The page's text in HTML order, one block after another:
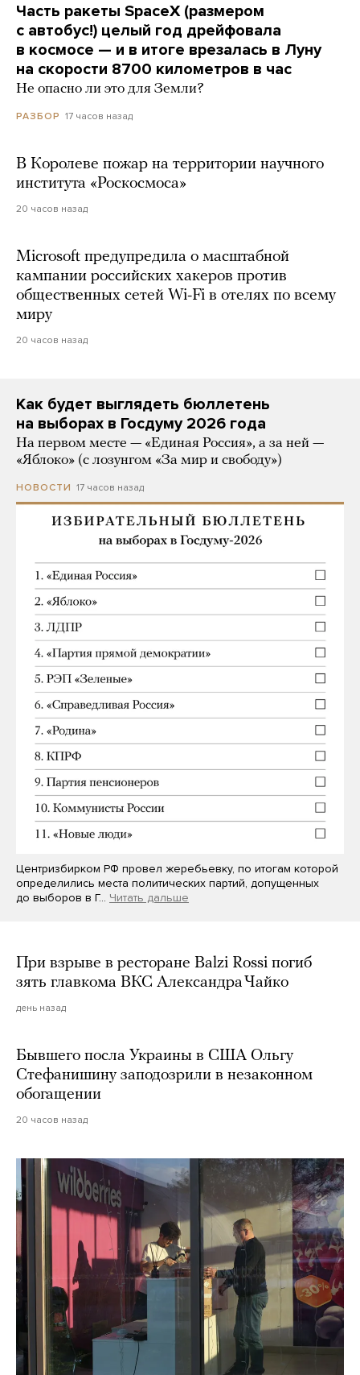
Часть ракеты SpaceX (размером
с автобус!) целый год дрейфовала
в космосе — и в итоге врезалась в Луну
на скорости 8700 километров в час
Не опасно ли это для Земли?
РАЗБОР 17 часов назад
В Королеве пожар на территории научного
института «Роскосмоса»
20 часов назад
Microsoft предупредила о масштабной
кампании российских хакеров против
общественных сетей Wi-Fi в отелях по всему
миру
20 часов назад
Как будет выглядеть бюллетень
на выборах в Госдуму 2026 года
На первом месте — «Единая Россия», а за ней —
«Яблоко» (с лозунгом «За мир и свободу»)
НОВОСТИ 17 часов назад
Центризбирком РФ провел жеребьевку, по итогам которой
определились места политических партий, допущенных
до выборов в Г… Читать дальше
При взрыве в ресторане Balzi Rossi погиб
зять главкома ВКС Александра Чайко
день назад
Бывшего посла Украины в США Ольгу
Стефанишину заподозрили в незаконном
обогащении
20 часов назад